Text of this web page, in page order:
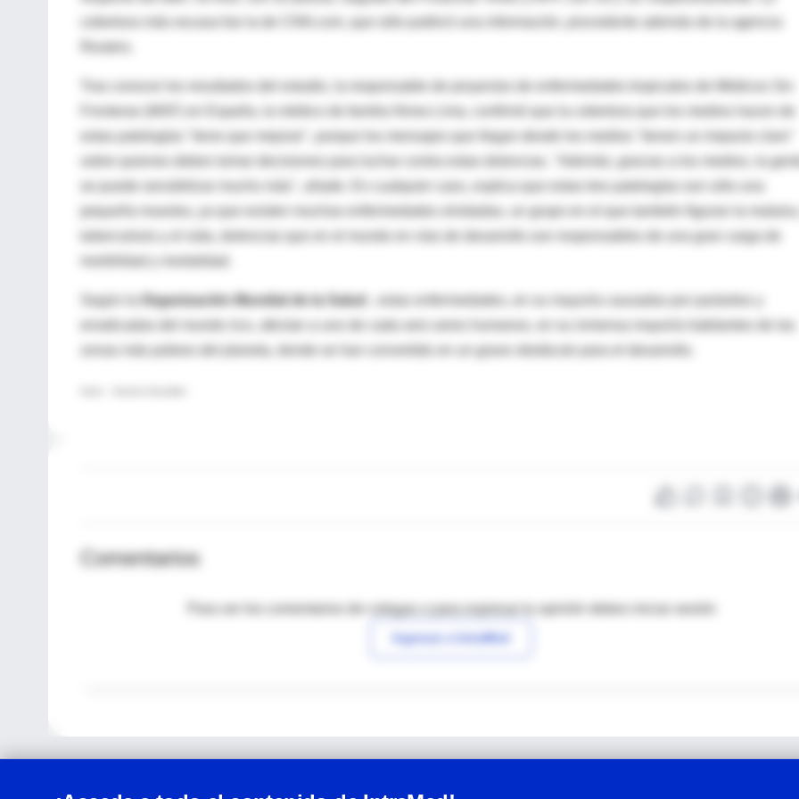
cobertura más escasa fue la de CNN.com, que sólo publicó una información, procedente además de la agencia
Fronteras (MSF) en España, la médico de familia Nines Lima, confirmó que la cobertura que los medios hacen de
estas patologías "tiene que mejorar", porque los mensajes que llegan desde los medios "tienen un impacto claro"
sobre quienes deben tomar decisiones para luchar contra estas dolencias. "Además, gracias a los medios, la gente
se puede sensibilizar mucho más", añade. En cualquier caso, explica que estas tres patologías son sólo una
pequeña muestra, ya que existen muchas enfermedades olvidadas, un grupo en el que también figuran la malaria,
tuberculosis y el sida, dolencias que en el mundo en vías de desarrollo son responsables de una gran carga de
Según la Organización Mundial de la Salud
, estas enfermedades, en su mayoría causadas por parásitos y
erradicadas del mundo rico, afectan a uno de cada seis seres humanos, en su inmensa mayoría habitantes de las
Comentarios
Para ver los comentarios de colegas o para expresar tu opinión debes iniciar sesión
Ingresar a IntraMed